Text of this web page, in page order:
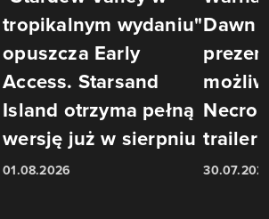
tropikalnym wydaniu"
opuszcza Early
Access. Starsand
Island otrzyma pełną
wersję już w sierpniu
01.08.2026
Dawn
trailer
30.07.2026